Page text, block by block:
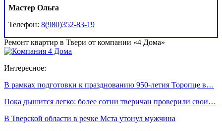
Мастер Ольга
Телефон: 8(980)352-83-19
Ремонт квартир в Твери от компании «4 Дома»
Интересное:
В рамках подготовки к празднованию 950-летия Торопце в…
Пока дышится легко: более сотни тверичан проверили свои…
В Тверской области в речке Мста утонул мужчина